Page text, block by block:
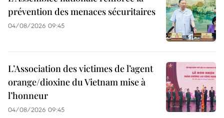
prévention des menaces sécuritaires
04/08/2026 09:45
L’Association des victimes de l’agent
orange/dioxine du Vietnam mise à
l’honneur
04/08/2026 09:45